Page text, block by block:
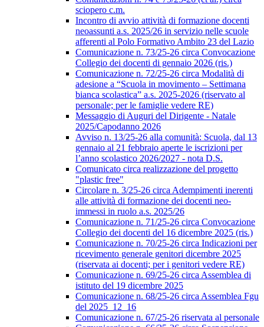
sciopero c.m.
Incontro di avvio attività di formazione docenti
neoassunti a.s. 2025/26 in servizio nelle scuole
afferenti al Polo Formativo Ambito 23 del Lazio
Comunicazione n. 73/25-26 circa Convocazione
Collegio dei docenti di gennaio 2026 (ris.)
Comunicazione n. 72/25-26 circa Modalità di
adesione a “Scuola in movimento – Settimana
bianca scolastica” a.s. 2025-2026 (riservato al
personale; per le famiglie vedere RE)
Messaggio di Auguri del Dirigente - Natale
2025/Capodanno 2026
Avviso n. 13/25-26 alla comunità: Scuola, dal 13
gennaio al 21 febbraio aperte le iscrizioni per
l’anno scolastico 2026/2027 - nota D.S.
Comunicato circa realizzazione del progetto
"plastic free"
Circolare n. 3/25-26 circa Adempimenti inerenti
alle attività di formazione dei docenti neo-
immessi in ruolo a.s. 2025/26
Comunicazione n. 71/25-26 circa Convocazione
Collegio dei docenti del 16 dicembre 2025 (ris.)
Comunicazione n. 70/25-26 circa Indicazioni per
ricevimento generale genitori dicembre 2025
(riservata ai docenti; per i genitori vedere RE)
Comunicazione n. 69/25-26 circa Assemblea di
istituto del 19 dicembre 2025
Comunicazione n. 68/25-26 circa Assemblea Fgu
del 2025_12_16
Comunicazione n. 67/25-26 riservata al personale